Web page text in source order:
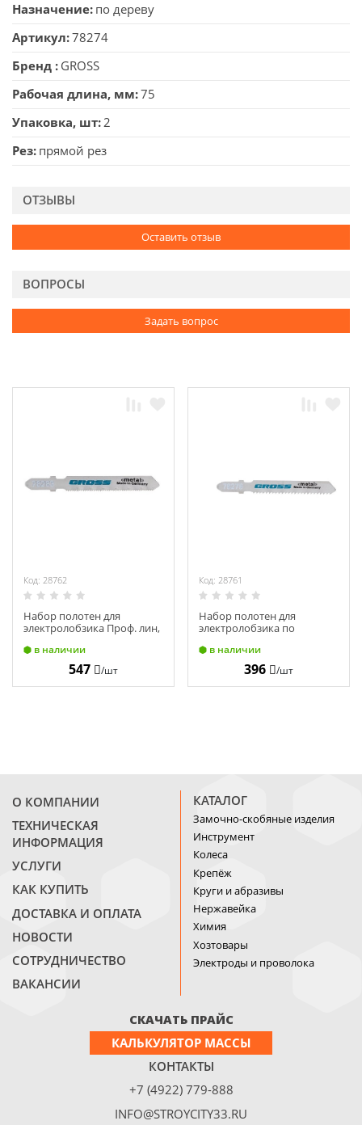
Назначение по дереву
Артикул 78274
Бренд GROSS
Рабочая длина, мм 75
Упаковка, шт 2
Рез прямой рез
ОТЗЫВЫ
Оставить отзыв
ВОПРОСЫ
Задать вопрос
Код: 28762
Набор полотен для
электролобзика Проф. лин,
78283
в наличии
547 /шт
Код: 28761
Набор полотен для
электролобзика по
GROSS 78278
в наличии
396 /шт
О КОМПАНИИ
ТЕХНИЧЕСКАЯ
ИНФОРМАЦИЯ
УСЛУГИ
КАК КУПИТЬ
ДОСТАВКА И ОПЛАТА
НОВОСТИ
СОТРУДНИЧЕСТВО
ВАКАНСИИ
КАТАЛОГ
Замочно-скобяные изделия
Инструмент
Колеса
Крепёж
Круги и абразивы
Нержавейка
Химия
Хозтовары
Электроды и проволока
СКАЧАТЬ ПРАЙС
КАЛЬКУЛЯТОР МАССЫ
КОНТАКТЫ
+7 (4922) 779-888
INFO@STROYCITY33.RU